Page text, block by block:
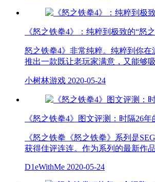
《怒之铁拳4》：纯粹到极致的“怒
怒之铁拳4》非常纯粹。纯粹到你
推出一款既让老玩家满意，又能够
小树林游戏 2020-05-24
《怒之铁拳4》图文评测：时隔26年
《怒之铁拳《怒之铁拳》系列是
获得佳评连连。作为系列的最新作
D1eWithMe 2020-05-24